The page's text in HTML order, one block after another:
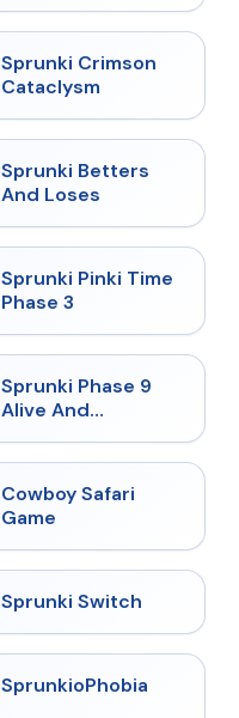
★ 4.7
Sprunki Crimson
Cataclysm
★
Sprunki Betters
And Loses
★ 4.9
Sprunki Pinki Time
Phase 3
★
Sprunki Phase 9
Alive And
Cowboy Safari
Game
★
Sprunki Switch
★
SprunkioPhobia